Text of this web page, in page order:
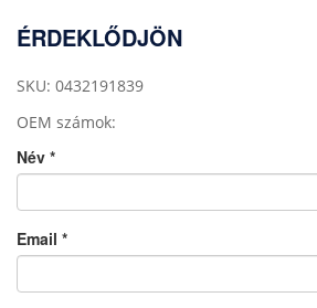
ÉRDEKLŐDJÖN
SKU: 0432191839
OEM számok:
Név *
Email *